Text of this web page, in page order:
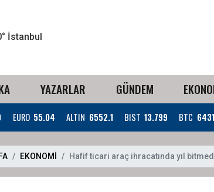
İstanbul
YAZARLAR GÜNDEM
EURO 55.04 ALTIN 6552.1 BIST 13.799 BTC
EKONOMİ Hafif ticari araç ihracatında yıl